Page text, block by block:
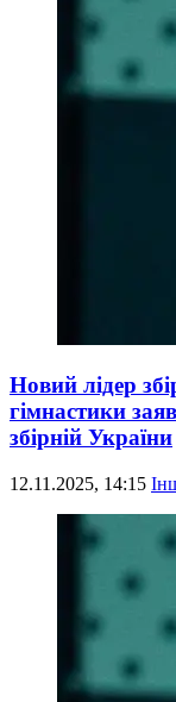
Новий лідер
гімнастики
збірній України
12.11.2025, 14:15